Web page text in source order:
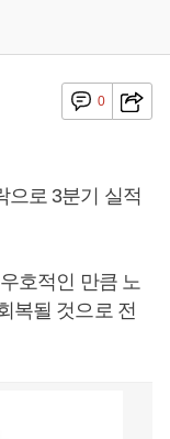
0
으로 3분기 실적
호적인 만큼 노
복될 것으로 전